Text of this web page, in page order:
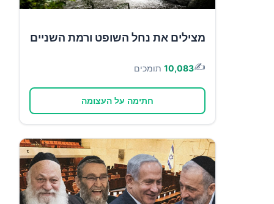
מצילים את נחל השופט ורמת השניים
✍️
10,083 תומכים
חתימה על העצומה